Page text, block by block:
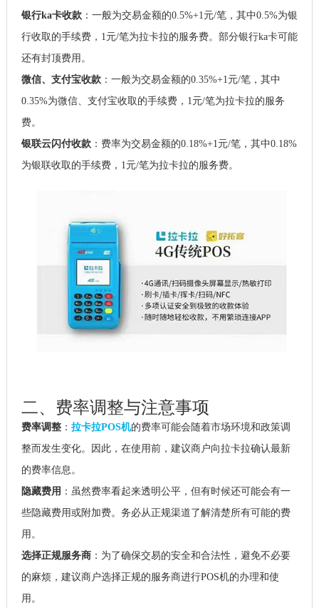
银行ka卡收款：一般为交易金额的0.5%+1元/笔，其中0.5%为银
行收取的手续费，1元/笔为拉卡拉的服务费。部分银行ka卡可能
还有封顶费用。
微信、支付宝收款：一般为交易金额的0.35%+1元/笔，其中
0.35%为微信、支付宝收取的手续费，1元/笔为拉卡拉的服务
费。
银联云闪付收款：费率为交易金额的0.18%+1元/笔，其中0.18%
为银联收取的手续费，1元/笔为拉卡拉的服务费。
二、费率调整与注意事项
费率调整： 拉卡拉POS机的费率可能会随着市场环境和政策调
整而发生变化。因此，在使用前，建议商户向拉卡拉确认最新
的费率信息。
隐藏费用 ：虽然费率看起来透明公平，但有时候还可能会有一
些隐藏费用或附加费。务必从正规渠道了解清楚所有可能的费
用。
选择正规服务商：为了确保交易的安全和合法性，避免不必要
的麻烦，建议商户选择正规的服务商进行POS机的办理和使
用。